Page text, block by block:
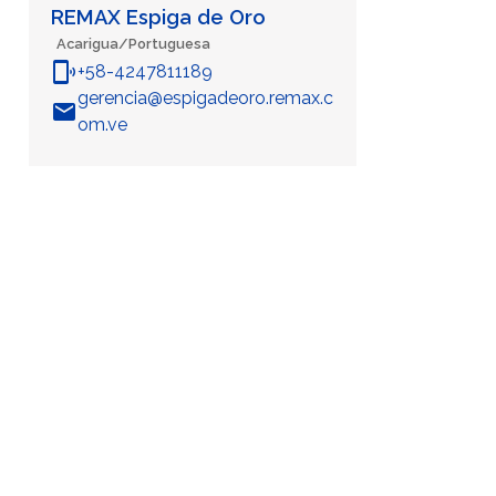
REMAX Espiga de Oro
Acarigua/Portuguesa
phonelink_ring+58-4247811189
email
gerencia@espigadeoro.remax.c
om.ve